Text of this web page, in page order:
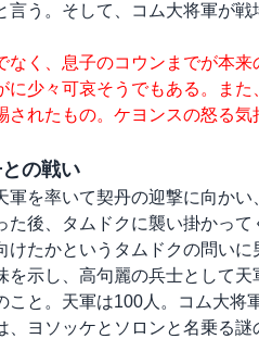
言う。そして、コム大将軍が
なく、息子のコウンまでが本
に少々可哀そうでもある。ま
されたもの。ケヨンスの怒る気
の戦い
軍を率いて契丹の迎撃に向か
た後、タムドクに襲い掛かっ
けたかというタムドクの問い
を示し、高句麗の兵士として
こと。天軍は100人。コム大将
、ヨソッケとソロンと名乗る